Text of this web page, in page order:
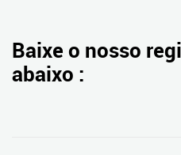
Baixe o nosso
abaixo :